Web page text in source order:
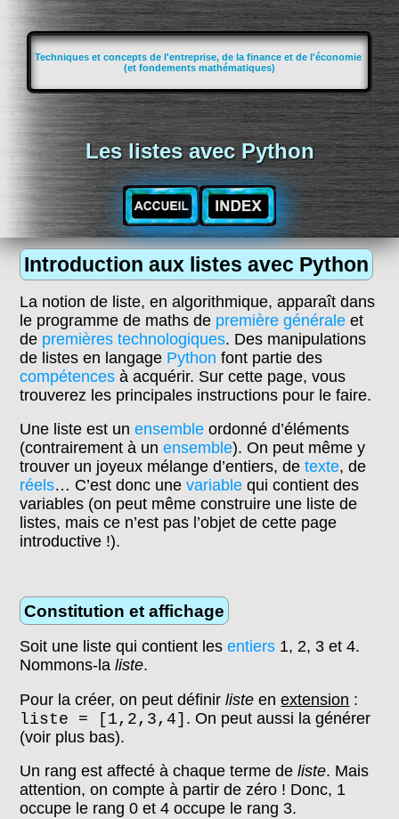
Techniques et concepts de l'entreprise, de la finance et de l'économie
(et fondements mathématiques)
Les listes avec Python
Introduction aux listes avec Python
La notion de liste, en algorithmique, apparaît dans
le programme de maths de première générale et
de premières technologiques. Des manipulations
de listes en langage Python font partie des
compétences à acquérir. Sur cette page, vous
trouverez les principales instructions pour le faire.
Une liste est unensemble ordonné d’éléments
(contrairement à unensemble). On peut même y
trouver un joyeux mélange d’entiers, detexte, de
réels… C’est donc unevariable qui contient des
variables (on peut même construire une liste de
listes, mais ce n’est pas l’objet de cette page
introductive !).
Constitution et affichage
Soit une liste qui contient lesentiers 1, 2, 3 et 4.
Nommons-laliste.
Pour la créer, on peut définirliste enextension :
liste = [1,2,3,4] . On peut aussi la générer
(voir plus bas).
Un rang est affecté à chaque terme deliste. Mais
attention, on compte à partir de zéro ! Donc, 1
occupe le rang 0 et 4 occupe le rang 3.